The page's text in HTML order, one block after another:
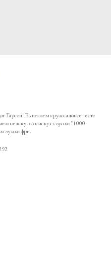
Гарсон! Выпекаем круассановое тесто
венскую сосиску с соусом "1000
луком фри.